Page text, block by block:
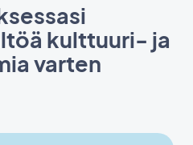
kulttuuri- ja
varten